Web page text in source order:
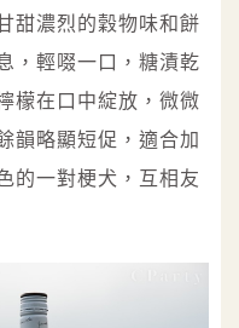
甜濃烈的穀物味和餅
，輕啜一口，糖漬乾
檬在口中綻放，微微
韻略顯短促，適合加
的一對梗犬，互相友